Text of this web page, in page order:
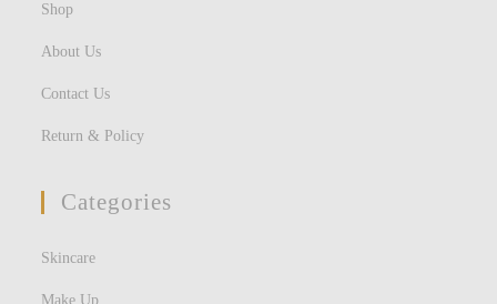
Shop
About Us
Contact Us
Return & Policy
Categories
Skincare
Make Up